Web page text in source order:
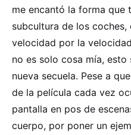
me encantó la forma que
subcultura de los
velocidad por la
no es solo cosa mía,
nueva secuela. Pese a
de la película cada vez
pantalla en pos de
cuerpo, por poner un